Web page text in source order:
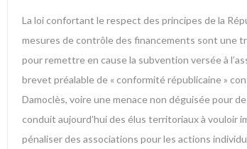
La loi confortant le respect des principes de la
mesures de contrôle des financements sont une
pour remettre en cause la subvention versée à
brevet préalable de « conformité républicaine »
Damoclès, voire une menace non déguisée pour
conduit aujourd’hui des élus territoriaux à vouloir
pénaliser des associations pour les actions